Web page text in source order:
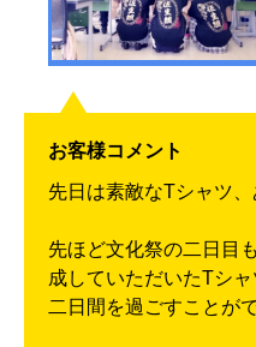
お客様コメント
先日は素敵なTシャツ
先ほど文化祭の二日目
成していただいたTシ
二日間を過ごすことが